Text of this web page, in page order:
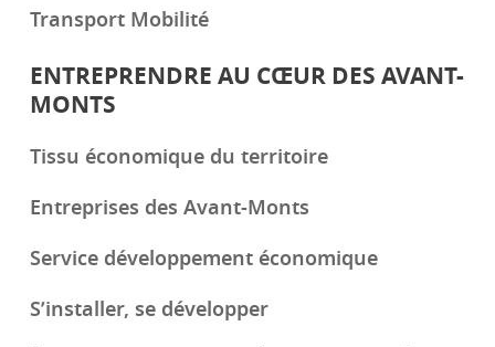
Transport Mobilité
ENTREPRENDRE AU CŒUR DES AVANT-
MONTS
Tissu économique du territoire
Entreprises des Avant-Monts
Service développement économique
S’installer, se développer